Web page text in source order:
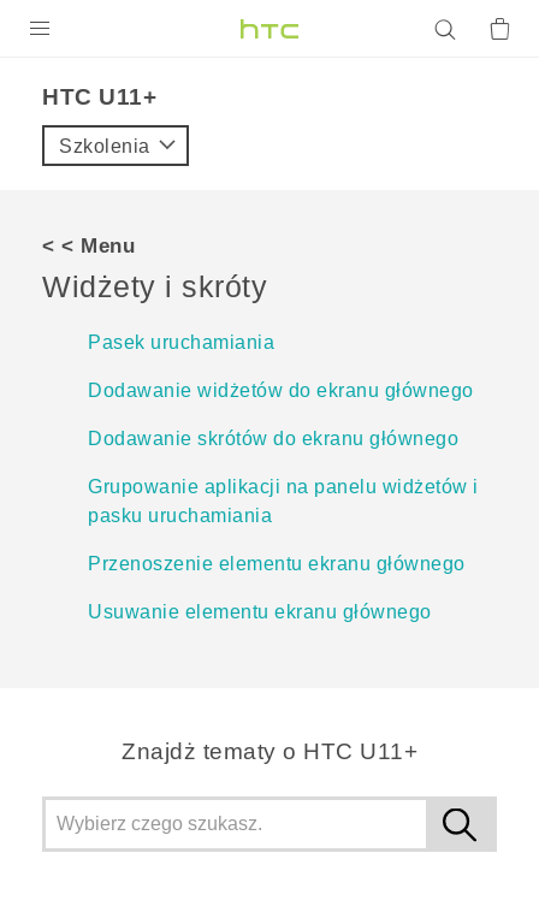
VIVE
Urządzenia i akcesoria HTC
Zaloguj się
HTC U11+‎
Szkolenia
< < Menu
Widżety i skróty
Pasek uruchamiania
Dodawanie widżetów do ekranu głównego
Dodawanie skrótów do ekranu głównego
Grupowanie aplikacji na panelu widżetów i
pasku uruchamiania
Przenoszenie elementu ekranu głównego
Usuwanie elementu ekranu głównego
Znajdż tematy o HTC U11+